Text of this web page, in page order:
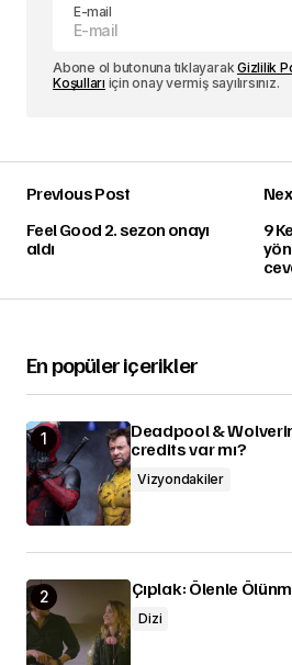
E-mail
Abone ol butonuna tıklayarakGizlilik
Koşulları için onay vermiş sayılırsınız.
Previous Post
Feel Good 2. sezon onayı
aldı
9
En popüler içerikler
Deadpool &
credits var mı?
Vizyondakiler
Çıplak: Ölenle
Dizi